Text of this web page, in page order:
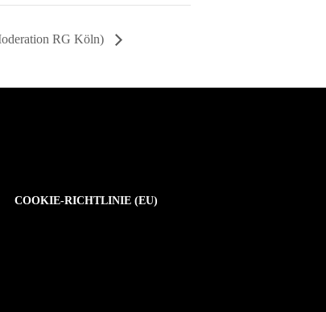
RG Köln)
COOKIE-RICHTLINIE (EU)